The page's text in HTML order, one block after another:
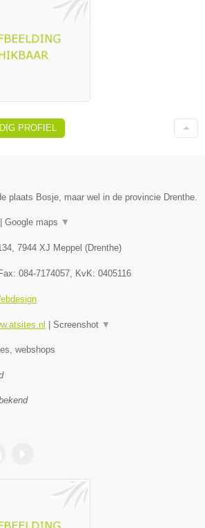
PROFIEL
plaats Bosje, maar wel in de provincie Drenthe.
Google maps ▼
7944 XJ Meppel (Drenthe)
Fax: 084-7174057 , KvK: 0405116
Screenshot ▼
webshops